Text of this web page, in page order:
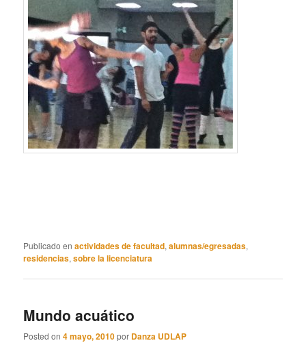
Publicado en actividades de facultad,alumnas/egresadas,
residencias,sobre la licenciatura
Mundo acuático
Posted on4 mayo, 2010por Danza UDLAP